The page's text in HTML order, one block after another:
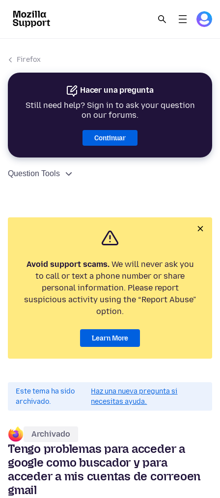
Firefox
Hacer una pregunta
Still need help? Sign in to ask your question
on our forums.
Continuar
Question Tools
Avoid support scams.We will never ask you
to call or text a phone number or share
personal information. Please report
suspicious activity using the “Report Abuse”
option.
Learn More
Este tema ha sido
archivado.
Haz una nueva pregunta si
necesitas ayuda.
Archivado
Tengo problemas para acceder a
google como buscador y para
acceder a mis cuentas de correoen
gmail